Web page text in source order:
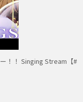
！！ Singing Stream【#